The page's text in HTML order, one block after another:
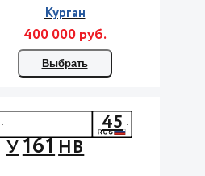
Курган
400 000 руб.
Выбрать
У161НВ
45